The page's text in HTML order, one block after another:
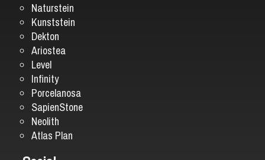
Naturstein
Kunststein
Dekton
Ariostea
Level
Infinity
Porcelanosa
SapienStone
Neolith
Atlas Plan